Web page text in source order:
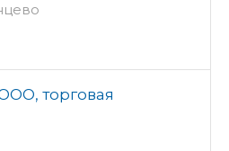
торговая